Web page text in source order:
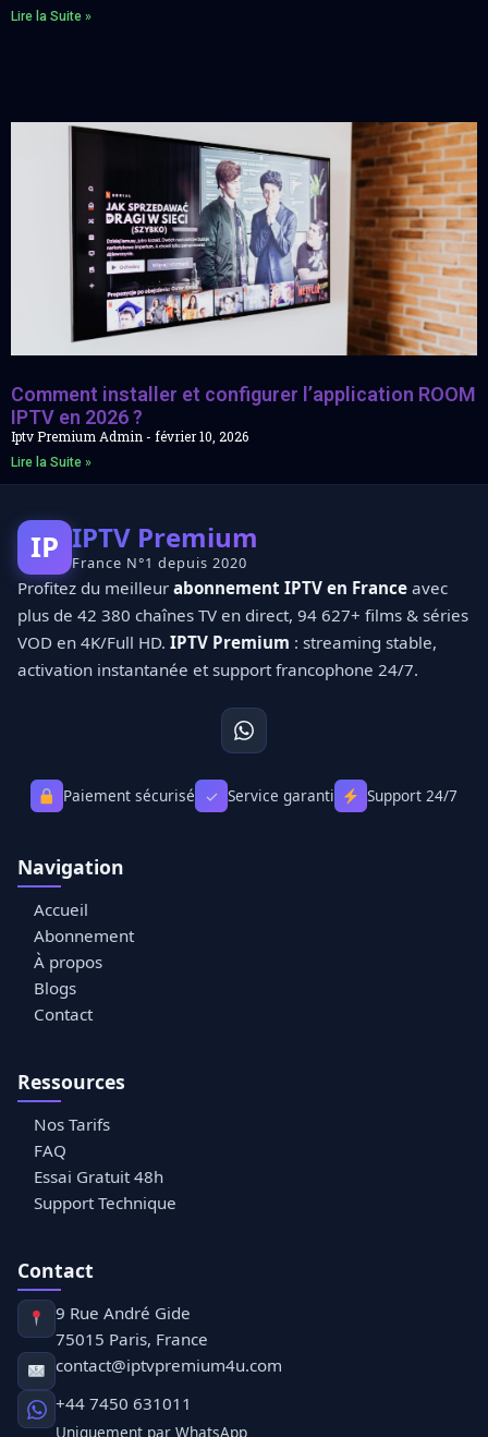
Lire la Suite »
Comment installer et configurer l’application ROOM
IPTV en 2026 ?
Iptv Premium Admin février 10, 2026
Lire la Suite »
IP IPTV Premium
France N°1 depuis 2020
Profitez du meilleur abonnement IPTV en France avec
plus de 42 380 chaînes TV en direct, 94 627+ films & séries
VOD en 4K/Full HD. IPTV Premium : streaming stable,
activation instantanée et support francophone 24/7.
Paiement sécurisé ✓ Service garanti Support 24/7
Navigation
Accueil
Abonnement
À propos
Blogs
Contact
Ressources
Nos Tarifs
FAQ
Essai Gratuit 48h
Support Technique
Contact
9 Rue André Gide
75015 Paris, France
contact@iptvpremium4u.com
+44 7450 631011
Uniquement par WhatsApp